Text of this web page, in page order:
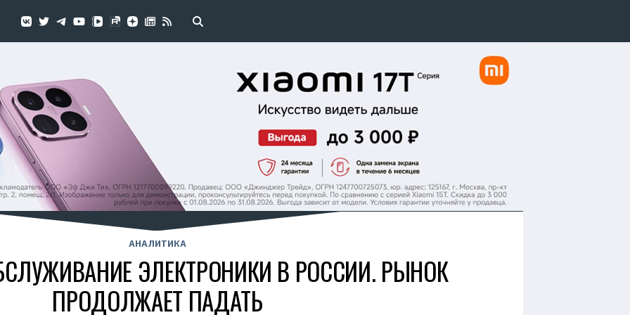
АНАЛИТИКА
ЭЛЕКТРОНИКИ В РОССИИ. РЫНОК
ПРОДОЛЖАЕТ ПАДАТЬ